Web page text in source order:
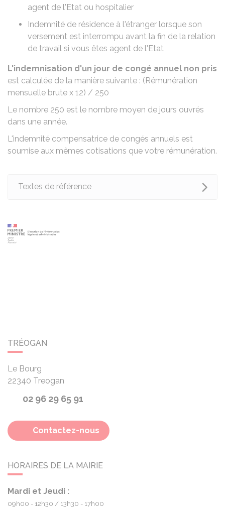
agent de l'Etat ou hospitalier
Indemnité de résidence à l'étranger lorsque son
versement est interrompu avant la fin de la relation
de travail si vous êtes agent de l'Etat
L'indemnisation d'un jour de congé annuel non pris
est calculée de la manière suivante : (Rémunération
mensuelle brute x 12) / 250
Le nombre 250 est le nombre moyen de jours ouvrés
dans une année.
L'indemnité compensatrice de congés annuels est
soumise aux mêmes cotisations que votre rémunération.
Textes de référence
TRÉOGAN
Le Bourg
22340 Treogan
02 96 29 65 91
Contactez-nous
HORAIRES DE LA MAIRIE
Mardi et Jeudi :
09h00 - 12h30 13h30 - 17h00